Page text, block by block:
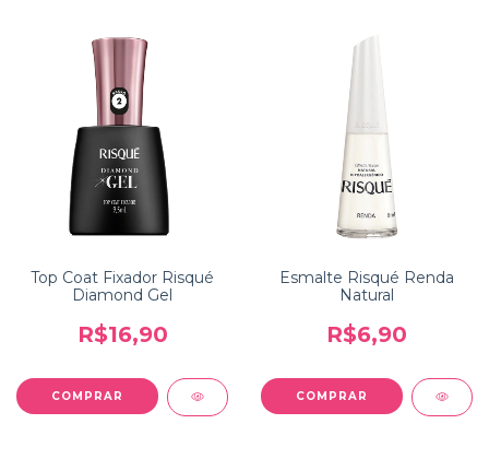
Top Coat Fixador Risqué
Diamond Gel
R$16,90
Esmalte Risqué Renda
Natural
R$6,90